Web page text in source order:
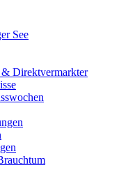
See
Direktvermarkter